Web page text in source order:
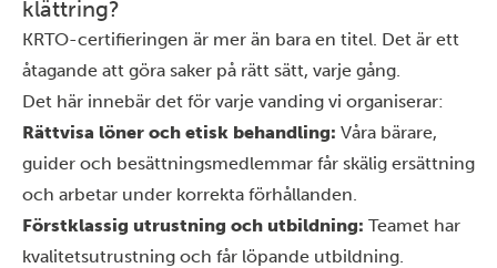
klättring?
KRTO-certifieringen är mer än bara en titel. Det är ett
åtagande att göra saker på rätt sätt, varje gång.
Det här innebär det för varje vanding vi organiserar:
Rättvisa löner och etisk behandling: Våra bärare,
guider och besättningsmedlemmar får skälig ersättning
och arbetar under korrekta förhållanden.
Förstklassig utrustning och utbildning: Teamet har
kvalitetsutrustning och får löpande utbildning.